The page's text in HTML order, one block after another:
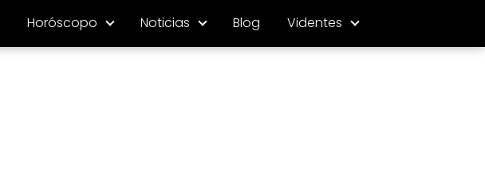
Horóscopo Noticias Blog Videntes